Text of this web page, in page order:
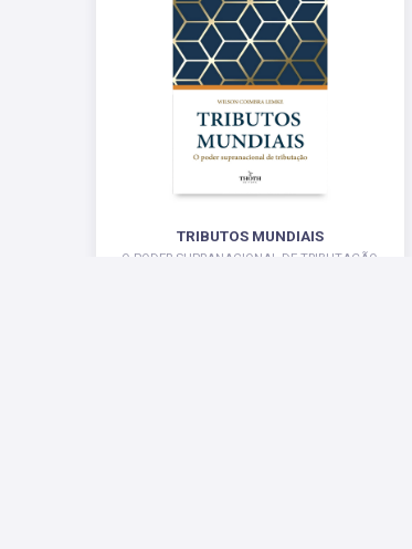
TRIBUTOS MUNDIAIS
O PODER SUPRANACIONAL DE TRIBUTAÇÃO